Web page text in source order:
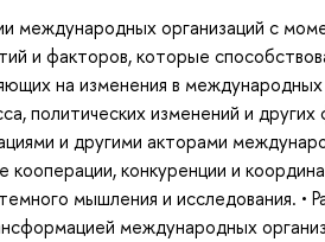
международных организаций с
и факторов, которые
на изменения в международных
политических изменений и
и другими акторами
кооперации, конкуренции и
мышления и исследования.
международных